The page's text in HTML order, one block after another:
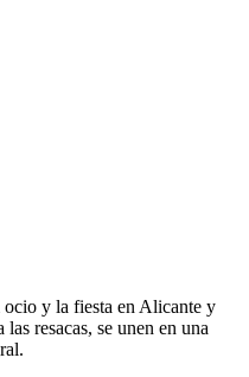
y la fiesta en Alicante y
las resacas, se unen en una